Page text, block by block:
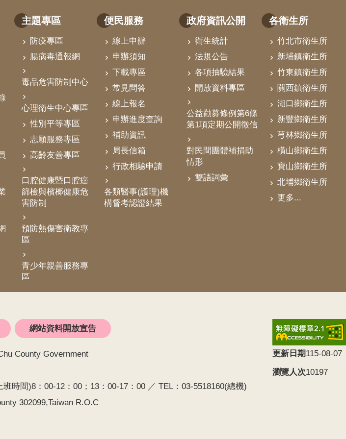
主題專區
防疫專區
腸病毒通報網
毒品危害防制中心
心理衛生中心專區
性別平等專區
志願服務專區
高齡友善專區
口腔健康暨口腔癌
篩檢與檳榔健康危
害防制
預防熱傷害衛教專
區
青少年親善服務專
區
便民服務
線上申辦
申辦須知
下載專區
常見問答
線上報名
申辦進度查詢
補助資訊
局長信箱
行政相驗申請
各類醫事(護理)機
構督考認證結果
政府資訊公開
衛生統計
法規公告
各項抽驗結果
開放資料專區
公益勸募條例第6條
第1項定期公開徵信
對民間團體補捐助
情形
雙語詞彙
各衛生所
竹北市衛生所
新埔鎮衛生所
竹東鎮衛生所
關西鎮衛生所
湖口鄉衛生所
新豐鄉衛生所
芎林鄉衛生所
橫山鄉衛生所
寶山鄉衛生所
北埔鄉衛生所
更多...
網站資料開放宣告
County Government
時間)8：00-12：00；13：00-17：00 ／ TEL：03-5518160(總機)
302099,Taiwan R.O.C
更新日期115-08-07
瀏覽人次10197